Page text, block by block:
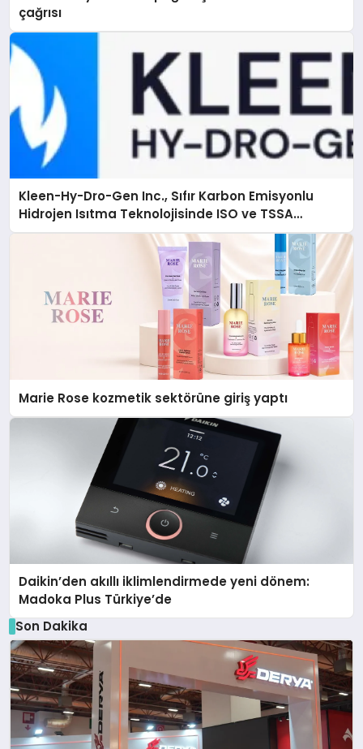
çağrısı
Kleen-Hy-Dro-Gen Inc., Sıfır Karbon Emisyonlu
Hidrojen Isıtma Teknolojisinde ISO ve TSSA
Düzenleyici Onaylarını Aldı
Marie Rose kozmetik sektörüne giriş yaptı
Daikin’den akıllı iklimlendirmede yeni dönem:
Madoka Plus Türkiye’de
Son Dakika